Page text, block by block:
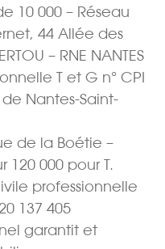
10 000 – Réseau
44 Allée des
– RNE NANTES
T et G n° CPI
de Nantes-Saint-
de la Boétie –
120 000 pour T.
professionnelle
137 405
garantit et